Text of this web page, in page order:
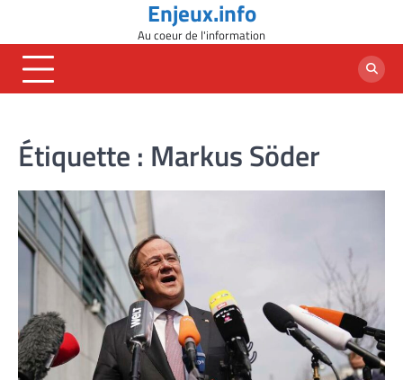
content
Enjeux.info
Au coeur de l'information
Étiquette : Markus Söder